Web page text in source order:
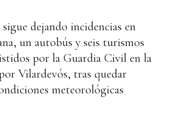
dejando incidencias en
un autobús y seis turismos
por la Guardia Civil en la
Vilardevós, tras quedar
meteorológicas